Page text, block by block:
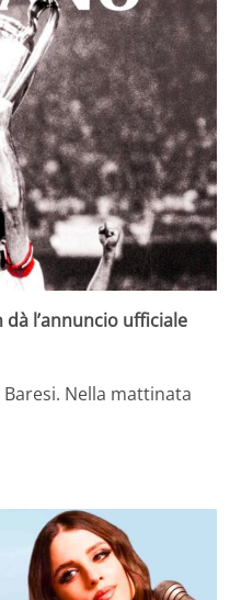
l’annuncio ufficiale
Nella mattinata